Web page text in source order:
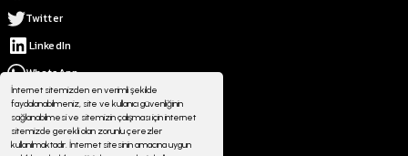
İnternet sitemizden en verimli şekilde
faydalanabilmeniz, site ve kullanıcı güvenliğinin
sağlanabilmesi ve sitemizin çalışması için internet
sitemizde gerekli olan zorunlu çerezler
kullanılmaktadır. İnternet sitesinin amacına uygun
Twitter
LinkedIn
WhatsApp